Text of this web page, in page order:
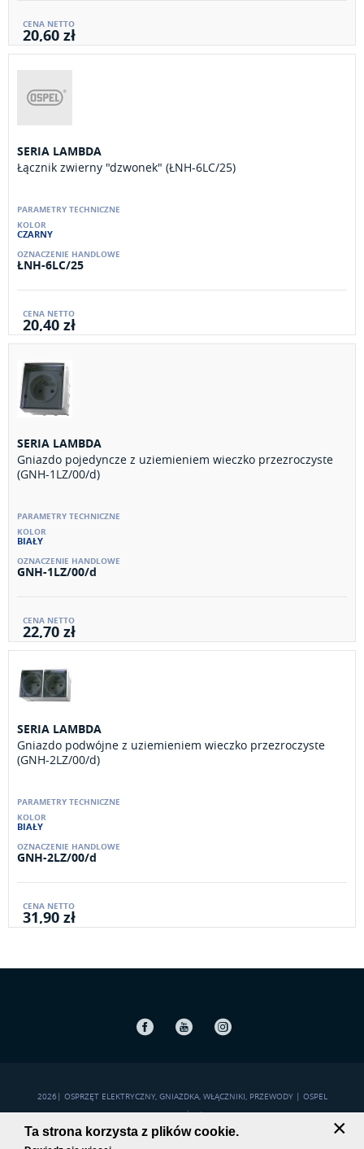
20,60 zł
SERIA LAMBDA
Łącznik zwierny "dzwonek" (ŁNH-6LC/25)
CZARNY
ŁNH-6LC/25
20,40 zł
SERIA LAMBDA
Gniazdo pojedyncze z uziemieniem wieczko przezroczyste
(GNH-1LZ/00/d)
BIAŁY
GNH-1LZ/00/d
22,70 zł
SERIA LAMBDA
Gniazdo podwójne z uziemieniem wieczko przezroczyste
(GNH-2LZ/00/d)
BIAŁY
GNH-2LZ/00/d
31,90 zł
Instagram
2026| OSPRZĘT ELEKTRYCZNY, GNIAZDKA, WŁĄCZNIKI, PRZEWODY | OSPEL
POLITYKA PRYWATNOŚCI|MAPA STRONY
Ta strona korzysta z plików cookie. ×